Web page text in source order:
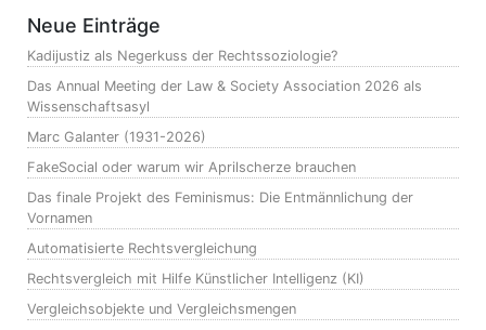
Neue Einträge
Kadijustiz als Negerkuss der Rechtssoziologie?
Das Annual Meeting der Law & Society Association 2026 als
Wissenschaftsasyl
Marc Galanter (1931-2026)
FakeSocial oder warum wir Aprilscherze brauchen
Das finale Projekt des Feminismus: Die Entmännlichung der
Vornamen
Automatisierte Rechtsvergleichung
Rechtsvergleich mit Hilfe Künstlicher Intelligenz (KI)
Vergleichsobjekte und Vergleichsmengen